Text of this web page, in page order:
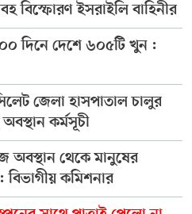
বিস্ফোরণ ইসরাইলি বাহিনীর
দিনে দেশে ৬০৫টি খুন :
জেলা হাসপাতাল চালুর
কর্মসূচী
অবস্থান থেকে মানুষের
কমিশনার